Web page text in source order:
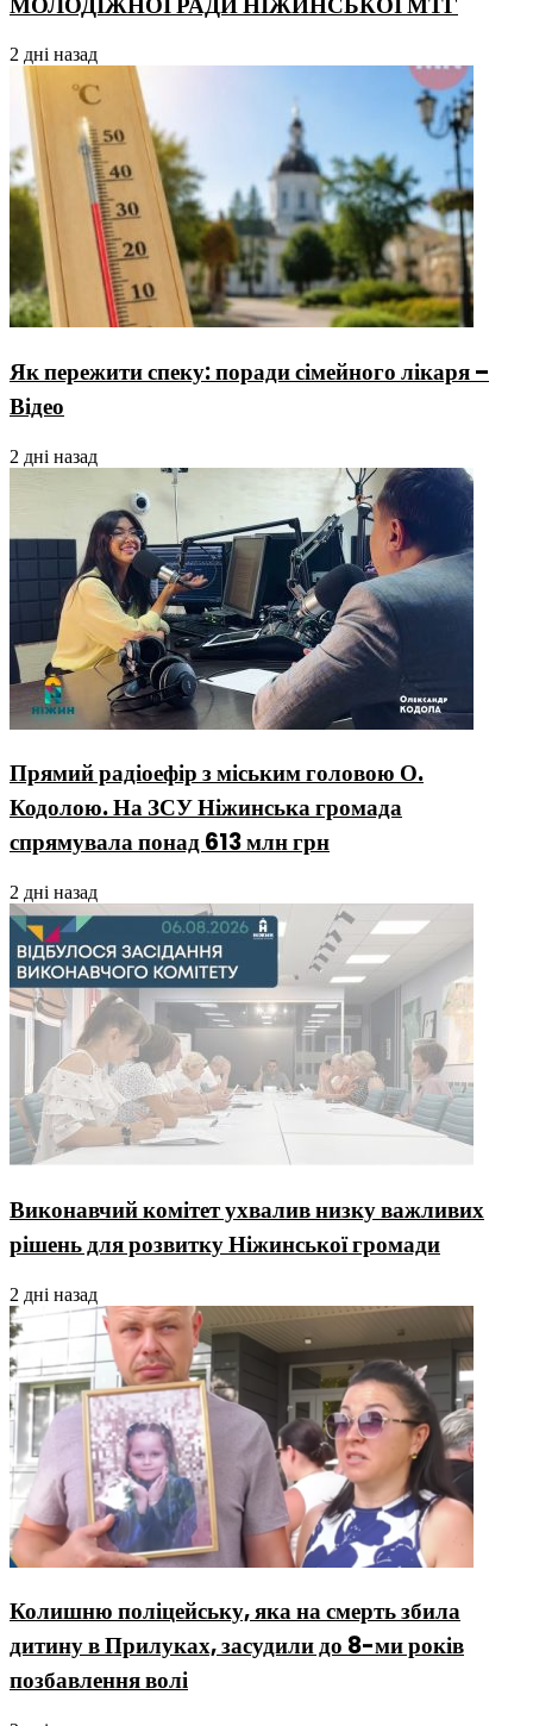
2 дні назад
Як пережити спеку: поради сімейного лікаря –
Відео
2 дні назад
Прямий радіоефір з міським головою О.
Кодолою. На ЗСУ Ніжинська громада
спрямувала понад 613 млн грн
2 дні назад
Виконавчий комітет ухвалив низку важливих
рішень для розвитку Ніжинської громади
2 дні назад
Колишню поліцейську, яка на смерть збила
дитину в Прилуках, засудили до 8-ми років
позбавлення волі